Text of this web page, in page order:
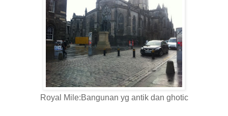
Royal Mile:Bangunan yg antik dan ghotic